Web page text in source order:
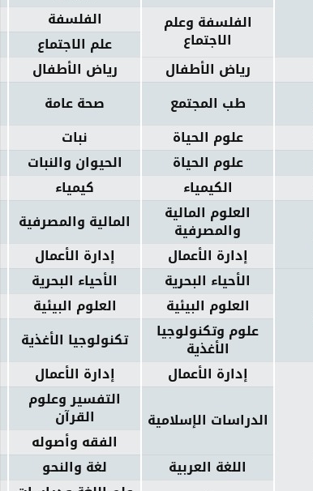
الفلسفة وعلم
الاجتماع
الفلسفة
علم الاجتماع
رياض الأطفال
رياض الأطفال
طب المجتمع صحة عامة
علوم الحياة
نبات
علوم الحياة
الحيوان والنبات
الكيمياء
كيمياء
العلوم المالية
والمصرفية
المالية والمصرفية
إدارة الأعمال
إدارة الأعمال
الأحياء البحرية
الأحياء البحرية
العلوم البيئية
العلوم البيئية
علوم وتكنولوجيا
الأغذية تكنولوجيا الأغذية
إدارة الأعمال
إدارة الأعمال
الدراسات الإسلامية
التفسير وعلوم
القرآن
الفقه وأصوله
اللغة العربية
لغة والنحو